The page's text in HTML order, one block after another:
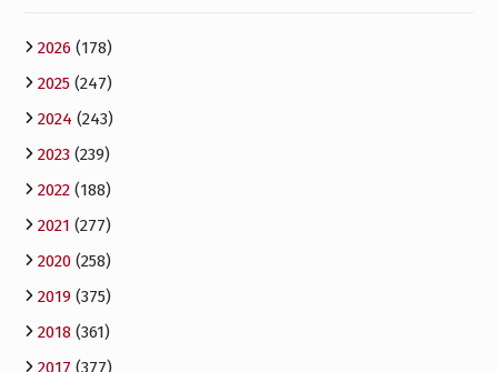
2026(178)
2025(247)
2024 (243)
2023(239)
2022(188)
2021 (277)
2020(258)
2019(375)
2018(361)